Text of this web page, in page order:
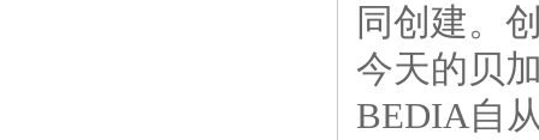
同创建。
今天的贝
BEDIA自